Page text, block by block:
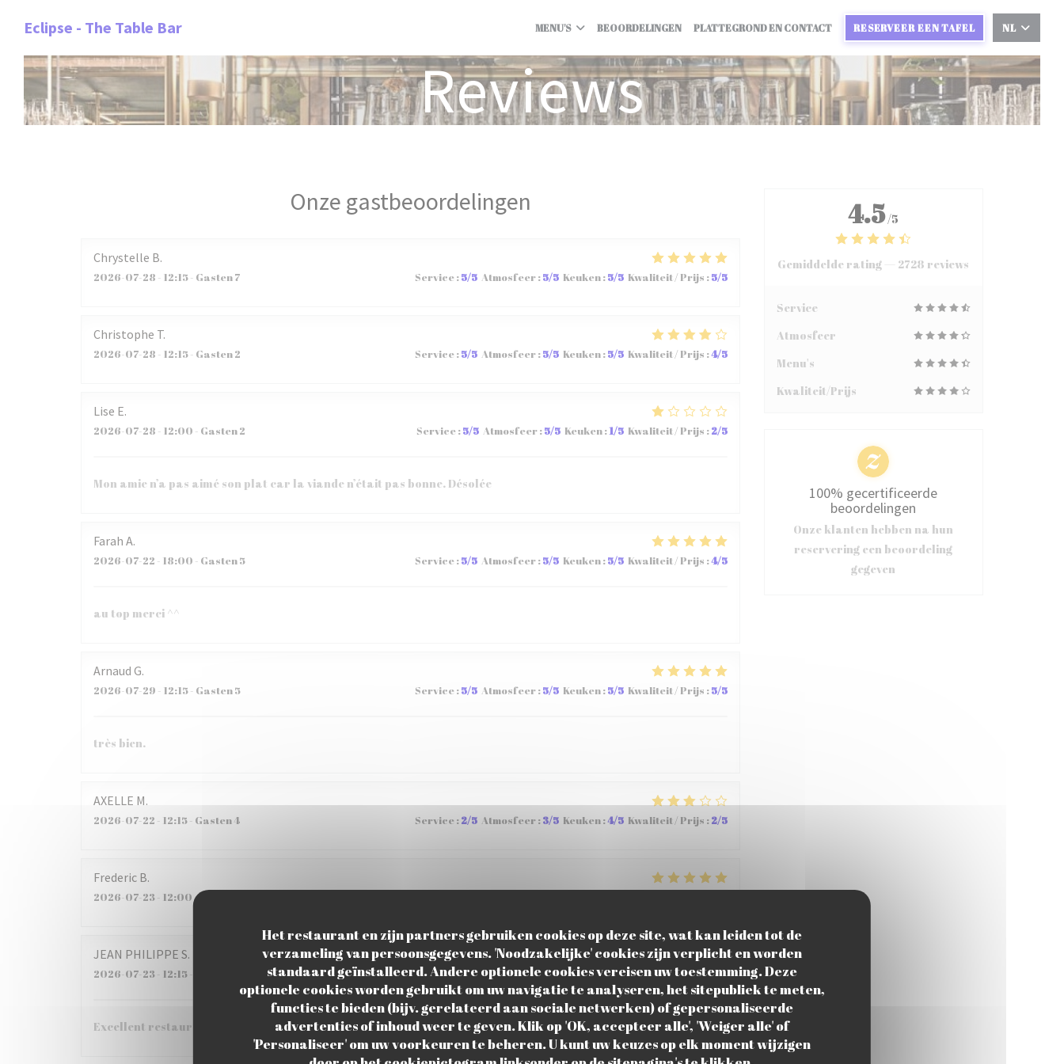
Het restaurant en zijn partners gebruiken cookies op deze site, wat kan leiden tot de
verzameling van persoonsgegevens. 'Noodzakelijke' cookies zijn verplicht en worden
standaard geïnstalleerd. Andere optionele cookies vereisen uw toestemming. Deze
optionele cookies worden gebruikt om uw navigatie te analyseren, het sitepubliek te meten,
functies te bieden (bijv. gerelateerd aan sociale netwerken) of gepersonaliseerde
advertenties of inhoud weer te geven. Klik op 'OK, accepteer alle', 'Weiger alle' of
'Personaliseer' om uw voorkeuren te beheren. U kunt uw keuzes op elk moment wijzigen
Eclipse - The Table Bar MENU'S BEOORDELINGEN PLATTEGROND EN CONTACT RESERVEER EEN TAFEL NL
Reviews
Onze gastbeoordelingen
Chrystelle B
2026-07-28 - 12:15 - Gasten 7 Service :5/5 Atmosfeer:5/5 Keuken:5/5 Kwaliteit / Prijs :5/5
Christophe T
2026-07-28 - 12:15 - Gasten 2 Service :5/5 Atmosfeer:5/5 Keuken:5/5 Kwaliteit / Prijs :4/5
Lise E
2026-07-28 - 12:00 - Gasten 2 Service :5/5 Atmosfeer:5/5 Keuken:1/5 Kwaliteit / Prijs :2/5
Mon amie n’a pas aimé son plat car la viande n’était pas bonne. Désolée
Farah A
2026-07-22 - 18:00 - Gasten 5 Service :5/5 Atmosfeer:5/5 Keuken:5/5 Kwaliteit / Prijs :4/5
au top merci ^^
Arnaud G
2026-07-29 - 12:15 - Gasten 5 Service :5/5 Atmosfeer:5/5 Keuken:5/5 Kwaliteit / Prijs :5/5
très bien.
AXELLE M
2026-07-22 - 12:15 - Gasten 4 Service :2/5 Atmosfeer:3/5 Keuken:4/5 Kwaliteit / Prijs :2/5
Frederic B
2026-07-23- 12:00 - Gasten 5
JEAN PHILIPPE S
2026-07-23- 12:15 - Gasten 6 Service:4/5 Atmosfeer: 5/5 Keuken:5/5 Kwaliteit / Prijs:4/5
Excellent restaurant !!!
4.5/5
Gemiddelde rating — 2728 reviews
Service
Atmosfeer
Menu's
Kwaliteit/Prijs
100% gecertificeerde
beoordelingen
Onze klanten hebben na hun
reservering een beoordeling
gegeven